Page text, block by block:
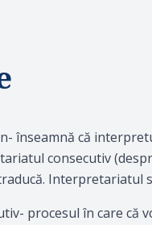
înseamnă că
consecutiv
Interpretariatul
procesul în care că